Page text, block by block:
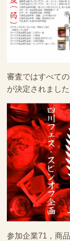
審査ではすべて
が決定されました
参加企業71，商